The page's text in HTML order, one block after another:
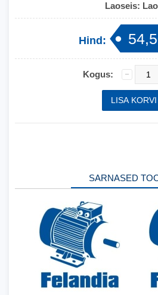
Laoseis:
Hind:
Kogus:
SARNASED